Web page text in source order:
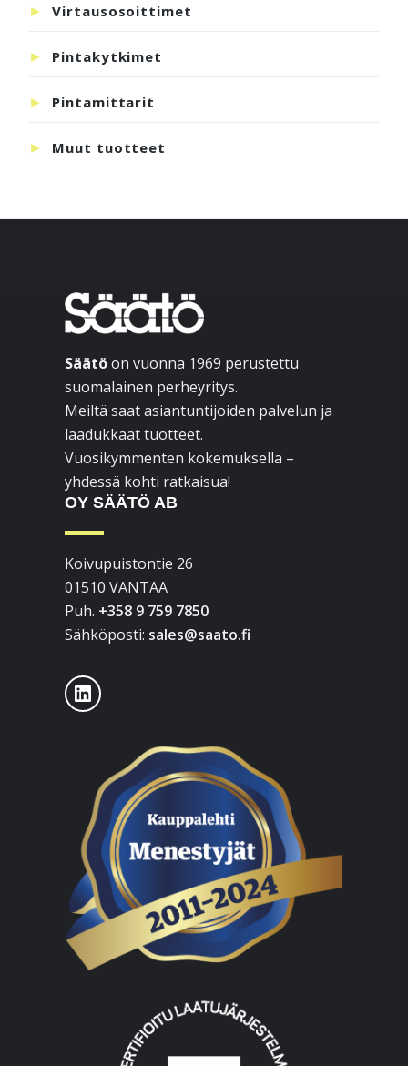
Virtausosoittimet
Pintakytkimet
Pintamittarit
Muut tuotteet
Footer
Säätöon vuonna 1969 perustettu
suomalainen perheyritys.
Meiltä saat asiantuntijoiden palvelun ja
laadukkaat tuotteet.
Vuosikymmenten kokemuksella –
yhdessä kohti ratkaisua!
OY SÄÄTÖ AB
Koivupuistontie 26
01510 VANTAA
Puh. +358 9 759 7850
Sähköposti: sales@saato.fi
LinkedIn